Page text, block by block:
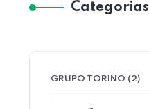
Categorias
GRUPO TORINO (2)